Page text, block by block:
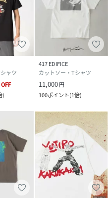
ャツ
OFF
)
417 EDIFICE
カットソー・Tシャツ
11,000円
100ポイント(1倍)